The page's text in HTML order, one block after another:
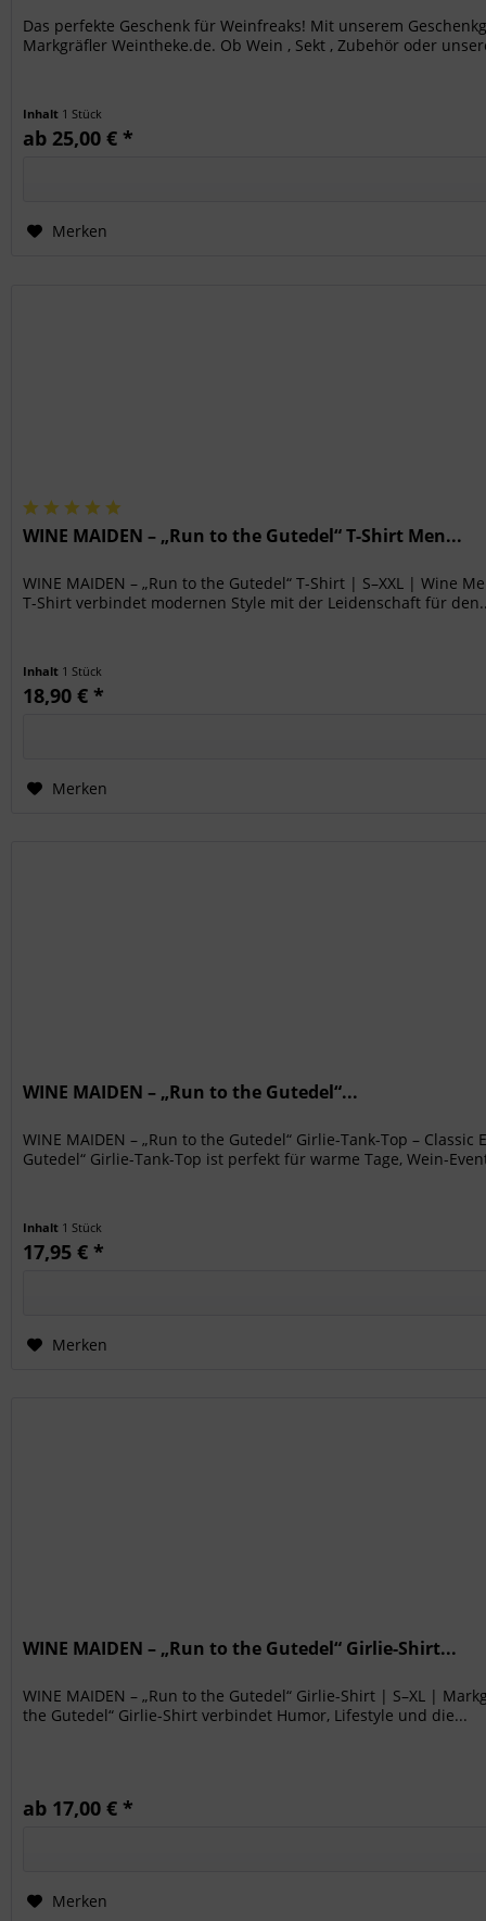
Das perfekte Geschenk für Weinfreaks! Mit unserem
Markgräfler Weintheke.de. Ob Wein , Sekt , Zubehör oder
Inhalt 1 Stück
ab 25,00 € *
Merken
WINE MAIDEN – „Run to the Gutedel“ T-Shirt Men...
WINE MAIDEN – „Run to the Gutedel“ T-Shirt | S–XXL | Wine
T-Shirt verbindet modernen Style mit der Leidenschaft für
Inhalt 1 Stück
18,90 € *
Merken
WINE MAIDEN – „Run to the Gutedel“...
WINE MAIDEN – „Run to the Gutedel“ Girlie-Tank-Top –
Gutedel“ Girlie-Tank-Top ist perfekt für warme Tage, Wein-
Inhalt 1 Stück
17,95 € *
Merken
WINE MAIDEN – „Run to the Gutedel“ Girlie-Shirt...
WINE MAIDEN – „Run to the Gutedel“ Girlie-Shirt | S–XL |
the Gutedel“ Girlie-Shirt verbindet Humor, Lifestyle und die...
ab 17,00 € *
Merken